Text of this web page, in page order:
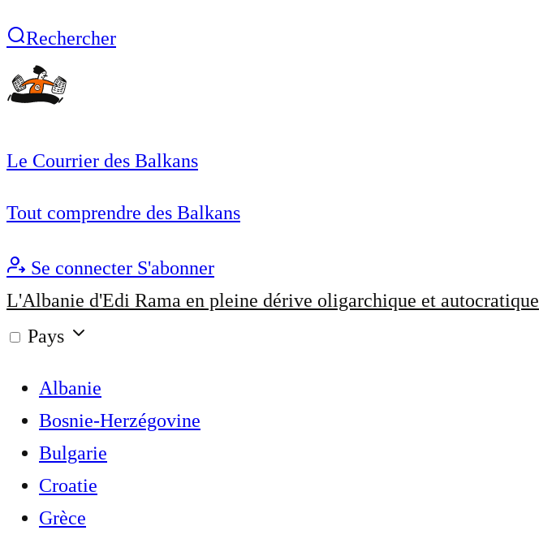
Rechercher
Le Courrier des Balkans
Tout comprendre des Balkans
Se connecter S'abonner
L'Albanie d'Edi Rama en pleine dérive oligarchique et autocratique
Pays
Albanie
Bosnie-Herzégovine
Bulgarie
Croatie
Grèce